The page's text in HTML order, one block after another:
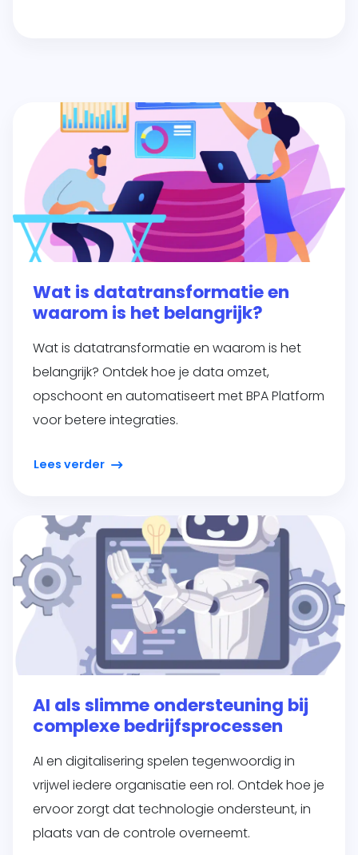
Wat is datatransformatie en
waarom is het belangrijk?
Wat is datatransformatie en waarom is het
belangrijk? Ontdek hoe je data omzet,
opschoont en automatiseert met BPA Platform
voor betere integraties.
Lees verder
AI als slimme ondersteuning bij
complexe bedrijfsprocessen
AI en digitalisering spelen tegenwoordig in
vrijwel iedere organisatie een rol. Ontdek hoe je
ervoor zorgt dat technologie ondersteunt, in
plaats van de controle overneemt.